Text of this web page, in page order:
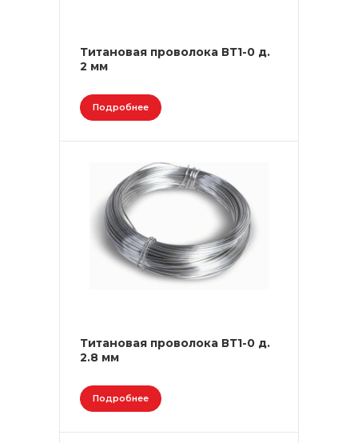
Титановая проволока ВТ1-0 д.
2 мм
Подробнее
Титановая проволока ВТ1-0 д.
2.8 мм
Подробнее